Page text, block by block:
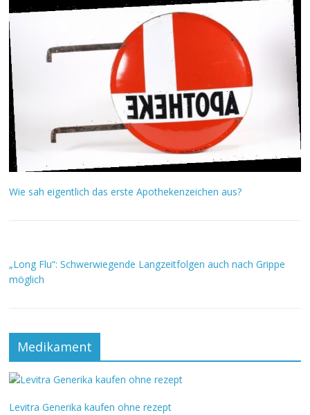
Wie sah eigentlich das erste Apothekenzeichen aus?
„Long Flu“: Schwerwiegende Langzeitfolgen auch nach Grippe
möglich
Medikament
Levitra Generika kaufen ohne rezept